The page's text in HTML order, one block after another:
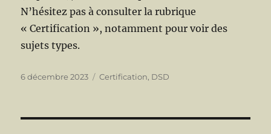
N’hésitez pas à consulter la rubrique
« Certification », notamment pour voir des
sujets types.
Publié
6 décembre 2023 Catégories
Certification, DSD